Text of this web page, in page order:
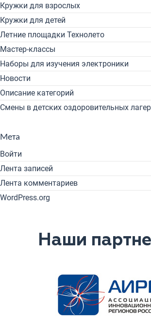
Кружки для взрослых
Кружки для детей
Летние площадки Технолето
Мастер-классы
Наборы для изучения электроники
Новости
Описание категорий
Смены в детских оздоровительных
Мета
Войти
Лента записей
Лента комментариев
WordPress.org
Наши